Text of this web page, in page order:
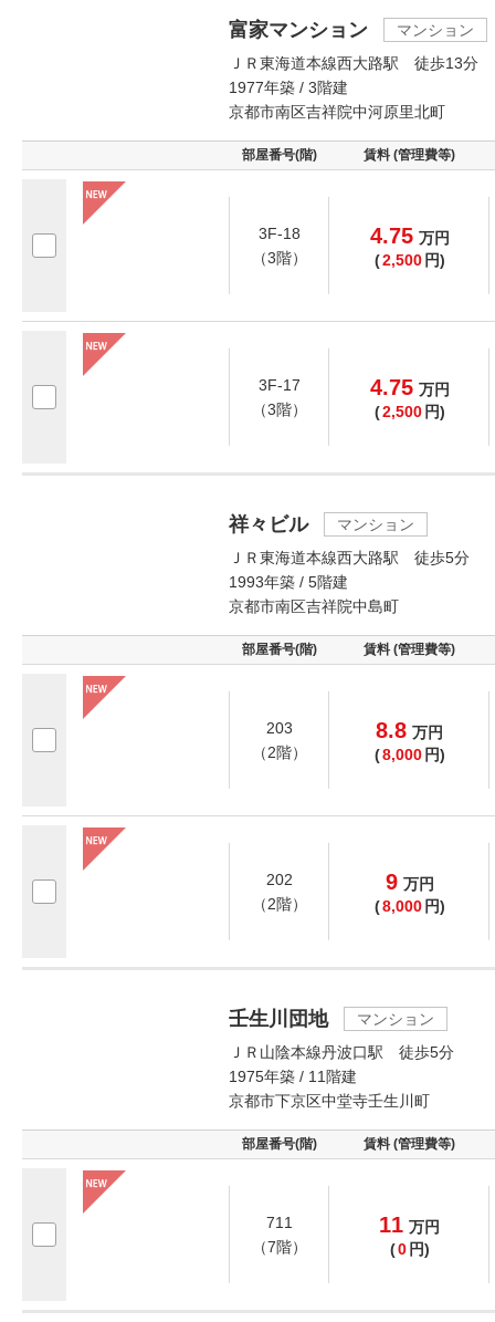
富家マンション
マンション
ＪＲ東海道本線西大路駅 徒歩13分
1977年築 / 3階建
京都市南区吉祥院中河原里北町
部屋番号(階) 賃料 (管理費等)
3F-18
（3階）
4.75 万円
(2,500 円)
3F-17
（3階）
4.75 万円
(2,500 円)
祥々ビル
マンション
ＪＲ東海道本線西大路駅 徒歩5分
1993年築 / 5階建
京都市南区吉祥院中島町
部屋番号(階) 賃料 (管理費等)
203
（2階）
8.8 万円
(8,000 円)
202
（2階）
9 万円
(8,000 円)
壬生川団地
マンション
ＪＲ山陰本線丹波口駅 徒歩5分
1975年築 / 11階建
京都市下京区中堂寺壬生川町
部屋番号(階) 賃料 (管理費等)
711
（7階）
11 万円
(0 円)